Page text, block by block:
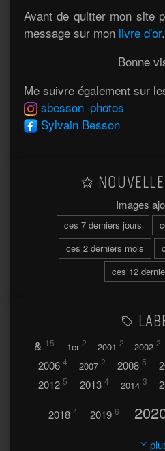
Avant de quitter mon site
message sur mon livre d'or.
Bonne
Me suivre également sur
sbesson_photos
Sylvain Besson
Images
ces 7 derniers jours
ces 2 derniers mois
ces 12
& 15 1er 2 2001 2 2002 2
2006 4 2007 2 2008 5
2012 5 2013 4 2014 3
2018 4 2019 6
2023